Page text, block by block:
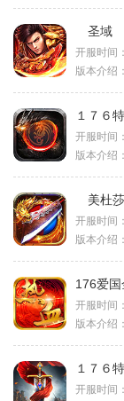
圣域
开服时间：
版本介绍：
１７６
开服时间：
版本介绍：
美杜
开服时间：
版本介绍：
176爱国
开服时间：
版本介绍：
１７６
开服时间：